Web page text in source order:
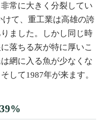
常に大きく分裂してい
けて、重工業は高雄の誇
ました。しかし同じ時
落ちる灰が特に厚いこ
網に入る魚が少なくな
して1987年が来ます。